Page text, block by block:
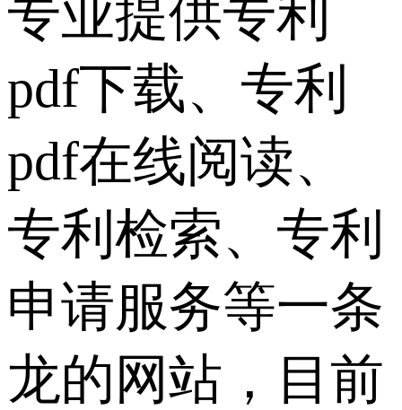
专业提供专利
pdf下载、专利
pdf在线阅读、
专利检索、专利
申请服务等一条
龙的网站，目前